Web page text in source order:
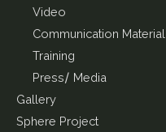
Video
Communication Material
Training
Press/ Media
Gallery
Sphere Project